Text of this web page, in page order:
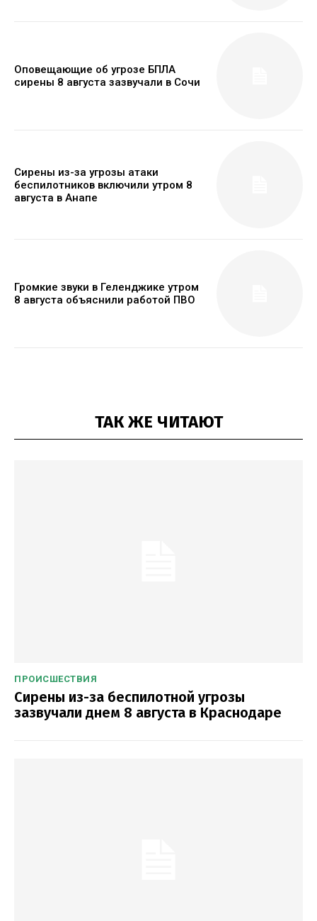
Оповещающие об угрозе БПЛА
сирены 8 августа зазвучали в Сочи
Сирены из-за угрозы атаки
беспилотников включили утром 8
августа в Анапе
Громкие звуки в Геленджике утром
8 августа объяснили работой ПВО
ТАК ЖЕ ЧИТАЮТ
ПРОИСШЕСТВИЯ
Сирены из-за беспилотной угрозы
зазвучали днем 8 августа в Краснодаре